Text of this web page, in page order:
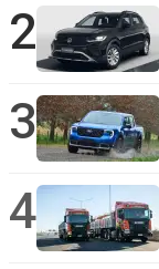
2
3
4